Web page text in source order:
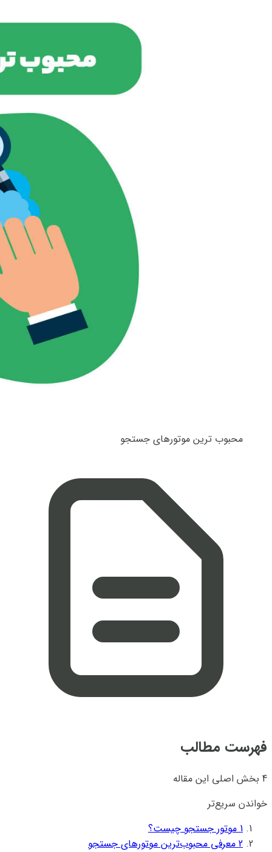
محبوب ترین موتورهای جستجو
فهرست مطالب
4 بخش اصلی این مقاله
خواندن سریع‌تر
1 موتور جستجو چیست؟
2 معرفی محبوب‌ترین موتورهای جستجو